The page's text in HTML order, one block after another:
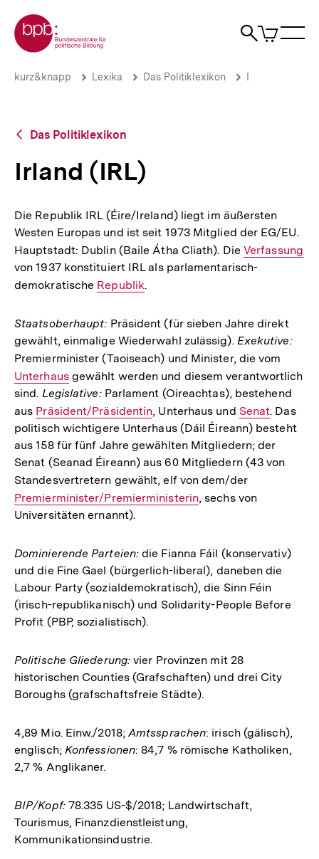
zum
Seiteninhalt
springen
Zur Startseite der bpb
Suche
Artikel
im
Irland
Brotkrümelnavigation
Pfadnavigation
kurz&knapp Lexika Das Politiklexikon
Zurück
Übersicht
Das Politiklexikon
Irland (IRL)
Die Republik IRL (Éire/Ireland) liegt im äußersten
Westen Europas und ist seit 1973 Mitglied der EG/EU.
Hauptstadt: Dublin (Baile Átha Cliath). Die Interner
Link:
Verfassung
von 1937 konstituiert IRL als parlamentarisch-
demokratische Interner
Republik.
Staatsoberhaupt: Präsident (für sieben Jahre direkt
gewählt, einmalige Wiederwahl zulässig). Exekutive:
Premierminister (Taoiseach) und Minister, die vom
Link:
Unterhausgewählt werden und diesem verantwortlich
sind. Legislative:Parlament (Oireachtas), bestehend
aus Interner
Link:
Präsident/Präsidentin, Unterhaus und Interner
Link:
Senat. Das
politisch wichtigere Unterhaus (Dáil Éireann) besteht
aus 158 für fünf Jahre gewählten Mitgliedern; der
Senat (Seanad Éireann) aus 60 Mitgliedern (43 von
Standesvertretern gewählt, elf von dem/derInterner
Link:
Premierminister/Premierministerin, sechs von
Universitäten ernannt).
Dominierende Parteien:die Fianna Fáil (konservativ)
und die Fine Gael (bürgerlich-liberal), daneben die
Labour Party (sozialdemokratisch), die Sinn Féin
(irisch-republikanisch) und Solidarity-People Before
Profit (PBP, sozialistisch).
Politische Gliederung:vier Provinzen mit 28
historischen Counties (Grafschaften) und drei City
Boroughs (grafschaftsfreie Städte).
4,89 Mio. Einw./2018;Amtssprachen: irisch (gälisch),
englisch; Konfessionen: 84,7 % römische Katholiken,
2,7 % Anglikaner.
BIP/Kopf:78.335 US-$/2018; Landwirtschaft,
Tourismus, Finanzdienstleistung,
Kommunikationsindustrie.